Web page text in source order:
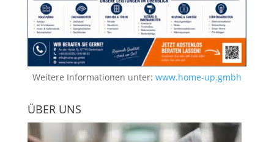
Weitere Informationen unter: www.home-up.gmbh
ÜBER UNS